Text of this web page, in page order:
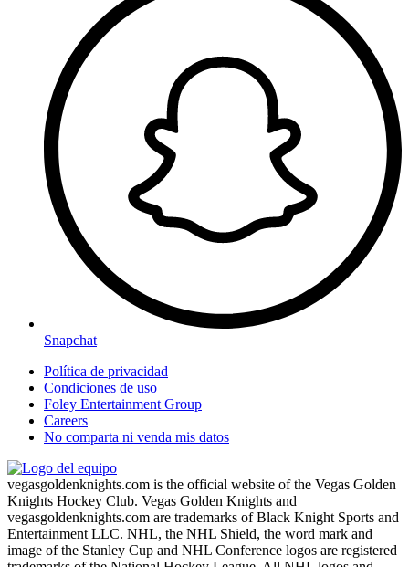
Snapchat
Política de privacidad
Condiciones de uso
Foley Entertainment Group
Careers
No comparta ni venda mis datos
vegasgoldenknights.com is the official website of the Vegas Golden
Knights Hockey Club. Vegas Golden Knights and
vegasgoldenknights.com are trademarks of Black Knight Sports and
Entertainment LLC. NHL, the NHL Shield, the word mark and
image of the Stanley Cup and NHL Conference logos are registered